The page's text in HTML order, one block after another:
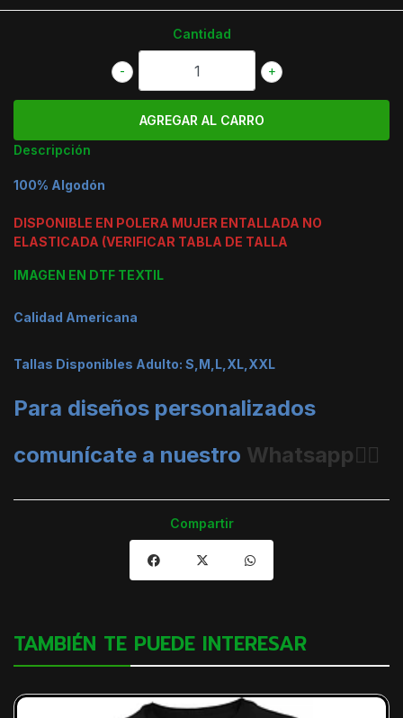
Cantidad
+
-
Descripción
100% Algodón
DISPONIBLE EN POLERA MUJER ENTALLADA NO
ELASTICADA (VERIFICAR TABLA DE TALLA
IMAGEN EN DTF TEXTIL
Calidad Americana
Tallas Disponibles Adulto: S,M,L,XL,XXL
Para diseños personalizados
comunícate a nuestro Whatsapp👈🏼
Compartir
TAMBIÉN TE PUEDE INTERESAR